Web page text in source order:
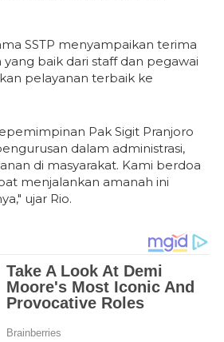
SSTP menyampaikan terima
yang baik dari staff dan pegawai
pelayanan terbaik ke
Pak Sigit Pranjoro
dalam administrasi,
di masyarakat. Kami berdoa
menjalankan amanah ini
ujar Rio.